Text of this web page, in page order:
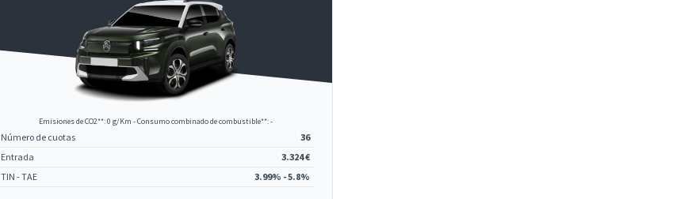
Emisiones de CO2**: 0 g/Km - Consumo combinado de combustible**: -
Número de cuotas
36
Entrada
3.324 €
TIN - TAE
3.99% - 5.8%